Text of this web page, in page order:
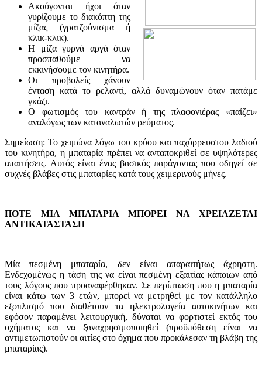
Ακούγονται ήχοι όταν
γυρίζουμε το διακόπτη της
μίζας (γρατζούνισμα ή
κλικ-κλικ).
Η μίζα γυρνά αργά όταν
προσπαθούμε να
εκκινήσουμε τον κινητήρα.
Οι προβολείς χάνουν
ένταση κατά το ρελαντί, αλλά δυναμώνουν όταν πατάμε
γκάζι.
Ο φωτισμός του καντράν ή της πλαφονιέρας «παίζει»
αναλόγως των καταναλωτών ρεύματος.
Σημείωση: Το χειμώνα λόγω του κρύου και παχύρρευστου λαδιού
του κινητήρα, η μπαταρία πρέπει να ανταποκριθεί σε υψηλότερες
απαιτήσεις. Αυτός είναι ένας βασικός παράγοντας που οδηγεί σε
συχνές βλάβες στις μπαταρίες κατά τους χειμερινούς μήνες.
ΠΟΤΕ ΜΙΑ ΜΠΑΤΑΡΙΑ ΜΠΟΡΕΙ ΝΑ ΧΡΕΙΑΖΕΤΑΙ
ΑΝΤΙΚΑΤΑΣΤΑΣΗ
Μία πεσμένη μπαταρία, δεν είναι απαραιτήτως άχρηστη.
Ενδεχομένως η τάση της να είναι πεσμένη εξαιτίας κάποιων από
τους λόγους που προαναφέρθηκαν. Σε περίπτωση που η μπαταρία
είναι κάτω των 3 ετών, μπορεί να μετρηθεί με τον κατάλληλο
εξοπλισμό που διαθέτουν τα ηλεκτρολογεία αυτοκινήτων και
εφόσον παραμένει λειτουργική, δύναται να φορτιστεί εκτός του
οχήματος και να ξαναχρησιμοποιηθεί (προϋπόθεση είναι να
αντιμετωπιστούν οι αιτίες στο όχημα που προκάλεσαν τη βλάβη της
μπαταρίας).